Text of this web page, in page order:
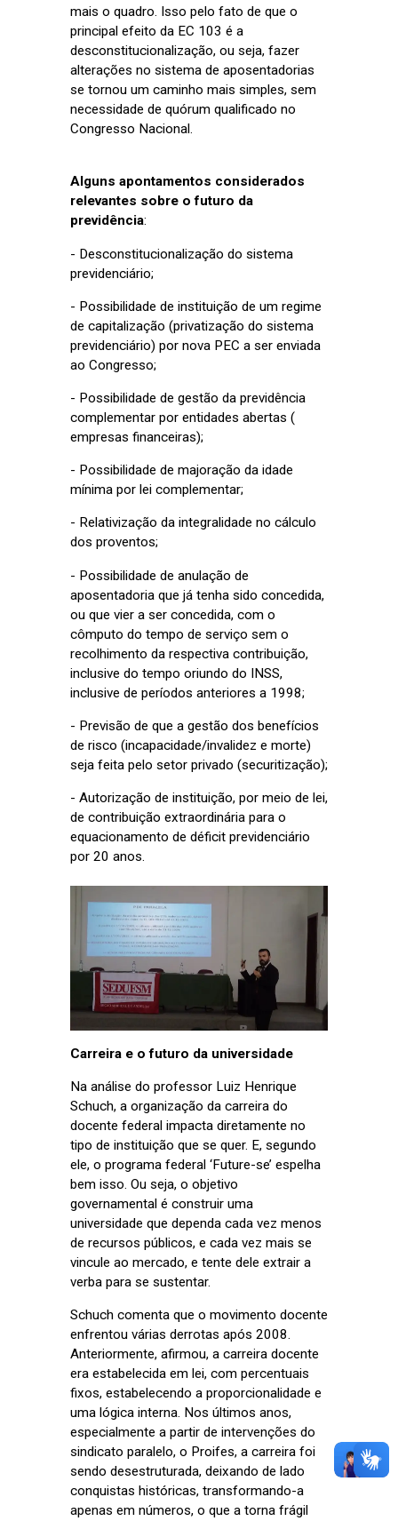
mais o quadro. Isso pelo fato de que o
principal efeito da EC 103 é a
desconstitucionalização, ou seja, fazer
alterações no sistema de aposentadorias
se tornou um caminho mais simples, sem
necessidade de quórum qualificado no
Congresso Nacional.
Alguns apontamentos considerados
relevantes sobre o futuro da
previdência:
- Desconstitucionalização do sistema
previdenciário;
- Possibilidade de instituição de um regime
de capitalização (privatização do sistema
previdenciário) por nova PEC a ser enviada
ao Congresso;
- Possibilidade de gestão da previdência
complementar por entidades abertas (
empresas financeiras);
- Possibilidade de majoração da idade
mínima por lei complementar;
- Relativização da integralidade no cálculo
dos proventos;
- Possibilidade de anulação de
aposentadoria que já tenha sido concedida,
ou que vier a ser concedida, com o
cômputo do tempo de serviço sem o
recolhimento da respectiva contribuição,
inclusive do tempo oriundo do INSS,
inclusive de períodos anteriores a 1998;
- Previsão de que a gestão dos benefícios
de risco (incapacidade/invalidez e morte)
seja feita pelo setor privado (securitização);
- Autorização de instituição, por meio de lei,
de contribuição extraordinária para o
equacionamento de déficit previdenciário
por 20 anos.
Carreira e o futuro da universidade
Na análise do professor Luiz Henrique
Schuch, a organização da carreira do
docente federal impacta diretamente no
tipo de instituição que se quer. E, segundo
ele, o programa federal ‘Future-se’ espelha
bem isso. Ou seja, o objetivo
governamental é construir uma
universidade que dependa cada vez menos
de recursos públicos, e cada vez mais se
vincule ao mercado, e tente dele extrair a
verba para se sustentar.
Schuch comenta que o movimento docente
enfrentou várias derrotas após 2008.
Anteriormente, afirmou, a carreira docente
era estabelecida em lei, com percentuais
fixos, estabelecendo a proporcionalidade e
uma lógica interna. Nos últimos anos,
especialmente a partir de intervenções do
sindicato paralelo, o Proifes, a carreira foi
sendo desestruturada, deixando de lado
conquistas históricas, transformando-a
apenas em números, o que a torna frágil